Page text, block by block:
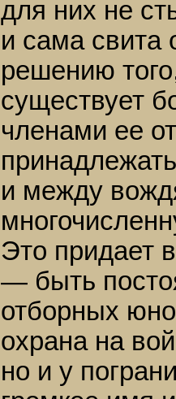
для них не
и сама свита
решению
существует
членами ее
и между
Это придает
— быть
отборных
охрана на
но и у